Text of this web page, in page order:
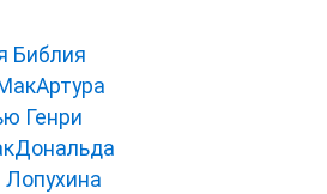
Библия
Генри
Лопухина